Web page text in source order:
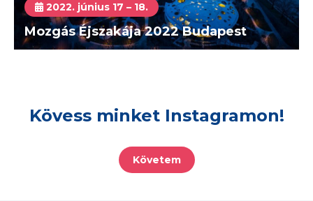
2022. június 17 – 18.
Mozgás Éjszakája 2022 Budapest
Kövess minket Instagramon!
Követem